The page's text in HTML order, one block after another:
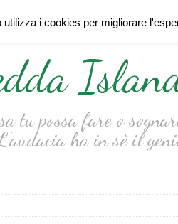
tu possa fare o
ha in sè il
utilizza i cookies per migliorare